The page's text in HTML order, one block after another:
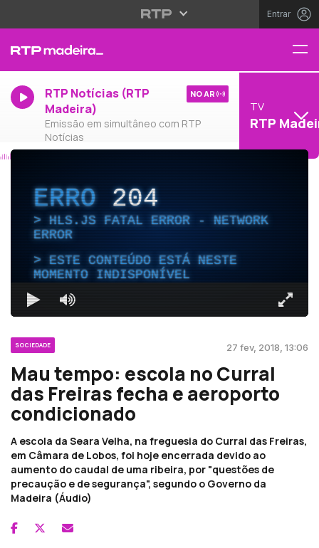
Entrar
RTP Notícias (RTP
Madeira)
Emissão em simultâneo com RTP
Notícias
NO AR
TV
RTP
ERRO204
HLS.JS FATAL ERROR - NETWORK
ERROR
ESTE CONTEÚDO ESTÁ NESTE
MOMENTO INDISPONÍVEL
SOCIEDADE 27 fev, 2018, 13:06
Mau tempo: escola no Curral
das Freiras fecha e aeroporto
condicionado
A escola da Seara Velha, na freguesia do Curral das Freiras,
em Câmara de Lobos, foi hoje encerrada devido ao
aumento do caudal de uma ribeira, por "questões de
precaução e de segurança", segundo o Governo da
Madeira (Áudio)